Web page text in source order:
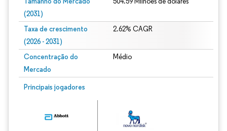
(2031)
Taxa de crescimento
(2026 - 2031)
2.62% CAGR
Concentração do
Mercado
Médio
Principais jogadores
Imagem © Mordor Intelligence. O reuso requer atribuição conforme CC BY 4.0.